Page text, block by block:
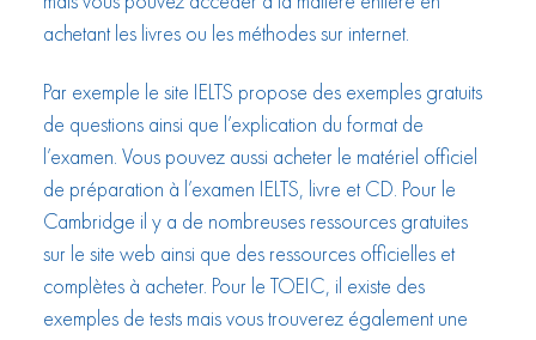
achetant les livres ou les méthodes sur internet.
Par exemple le site IELTS propose des exemples gratuits
de questions ainsi que l’explication du format de
l’examen. Vous pouvez aussi acheter le matériel officiel
de préparation à l’examen IELTS, livre et CD. Pour le
Cambridge il y a de nombreuses ressources gratuites
sur le site web ainsi que des ressources officielles et
complètes à acheter. Pour le TOEIC, il existe des
exemples de tests mais vous trouverez également une